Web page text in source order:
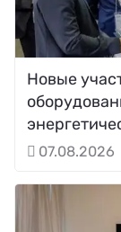
Новые
07.08.2026